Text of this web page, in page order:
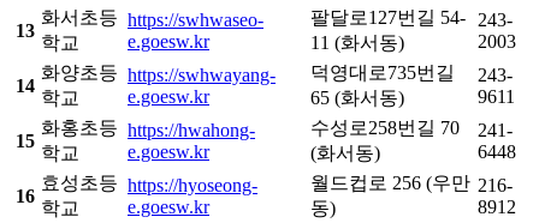
13
화서초등
학교
https://swhwaseo-
e.goesw.kr
팔달로127번길 54-
11 (화서동)
243-
2003
14
화양초등
학교
https://swhwayang-
e.goesw.kr
덕영대로735번길
65 (화서동)
243-
9611
15
화홍초등
학교
https://hwahong-
e.goesw.kr
수성로258번길 70
(화서동)
241-
6448
16
효성초등
학교
https://hyoseong-
e.goesw.kr
월드컵로 256 (우만
동)
216-
8912